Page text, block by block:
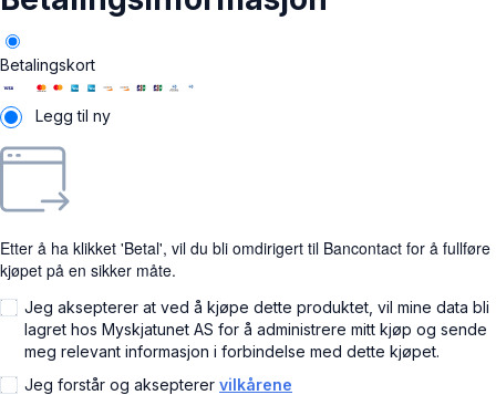
Betalingskort
Legg til ny
Etter å ha klikket 'Betal', vil du bli omdirigert til Bancontact for å fullføre
kjøpet på en sikker måte.
Jeg aksepterer at ved å kjøpe dette produktet, vil mine data bli
lagret hos Myskjatunet AS for å administrere mitt kjøp og sende
meg relevant informasjon i forbindelse med dette kjøpet.
Jeg forstår og aksepterer vilkårene